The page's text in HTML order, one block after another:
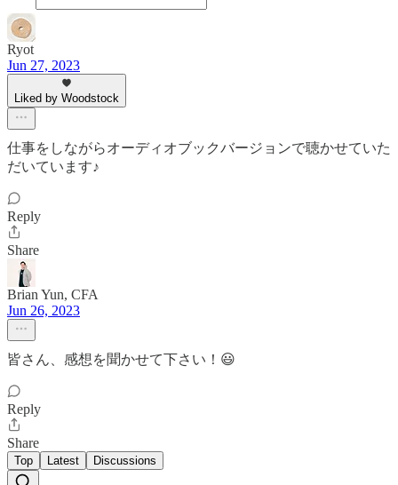
Ryot
Jun 27, 2023
Liked by Woodstock
仕事をしながらオーディオブックバージョンで聴かせていた
だいています♪
Reply
Share
Brian Yun, CFA
Jun 26, 2023
皆さん、感想を聞かせて下さい！😃
Reply
Share
Top Latest Discussions